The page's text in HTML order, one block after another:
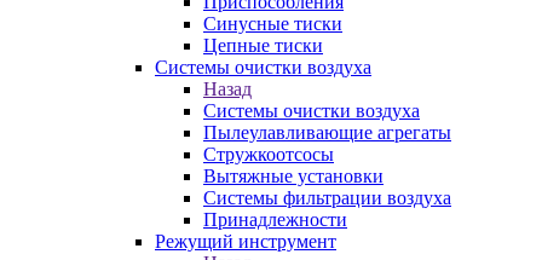
Синусные тиски
Цепные тиски
Системы очистки воздуха
Назад
Системы очистки воздуха
Пылеулавливающие агрегаты
Стружкоотсосы
Вытяжные установки
Системы фильтрации воздуха
Принадлежности
Режущий инструмент